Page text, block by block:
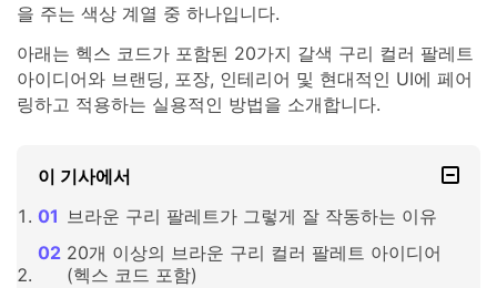
을 주는 색상 계열 중 하나입니다.
아래는 헥스 코드가 포함된 20가지 갈색 구리 컬러 팔레트
아이디어와 브랜딩, 포장, 인테리어 및 현대적인 UI에 페어
링하고 적용하는 실용적인 방법을 소개합니다.
이 기사에서
브라운 구리 팔레트가 그렇게 잘 작동하는 이유
20개 이상의 브라운 구리 컬러 팔레트 아이디어
(헥스 코드 포함)